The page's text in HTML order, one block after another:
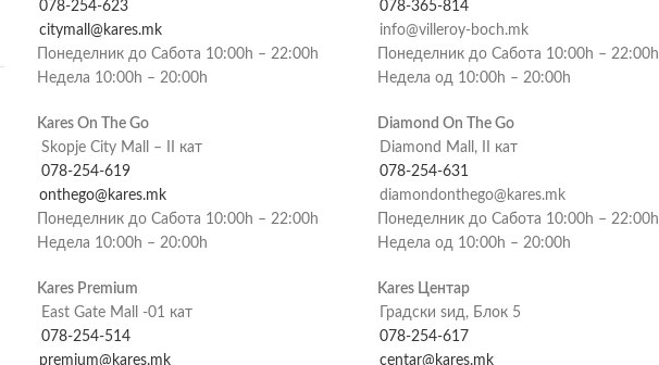
078-254-623
citymall@kares.mk
Понеделник до Сабота 10:00h – 22:00h
Недела 10:00h – 20:00h
Kares On The Go
Skopje City Mall – II кат
078-254-619
onthego@kares.mk
Понеделник до Сабота 10:00h – 22:00h
Недела 10:00h – 20:00h
Kares Premium
East Gate Mall -01 кат
078-254-514
premium@kares.mk
078-365-814
info@villeroy-boch.mk
Понеделник до Сабота 10:00h – 22:00h
Недела од 10:00h – 20:00h
Diamond On The Go
Diamond Mall, II кат
078-254-631
diamondonthego@kares.mk
Понеделник до Сабота 10:00h – 22:00h
Недела од 10:00h – 20:00h
Kares Центар
Градски ѕид, Блок 5
078-254-617
centar@kares.mk